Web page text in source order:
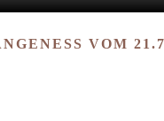
VOM